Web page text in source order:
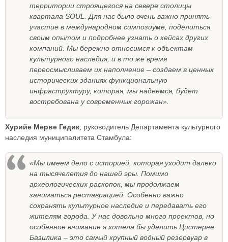
территории строящегося на севере столицы
квартала SOUL. Для нас было очень важно принять
участие в международном симпозиуме, поделиться
своим опытом и подробнее узнать о кейсах других
компаний. Мы бережно относимся к объектам
культурного наследия, и в то же время
переосмысливаем их наполнение – создаем в ценных
исторических зданиях функциональную
инфраструктуру, которая, мы надеемся, будет
востребована у современных горожан».
Хурийе Мерве Гедик, руководитель Департамента культурного
наследия муниципалитета Стамбула:
«Мы имеем дело с историей, которая уходит далеко
на тысячелетия до нашей эры. Помимо
археологических раскопок, мы продолжаем
заниматься реставрацией. Особенно важно
сохранять культурное наследие и передавать его
жителям города. У нас довольно много проектов, но
особенное внимание я хотела бы уделить Цистерне
Базилика – это самый крупный водный резервуар в